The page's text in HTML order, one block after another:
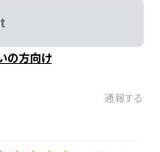
の方向け
通報する